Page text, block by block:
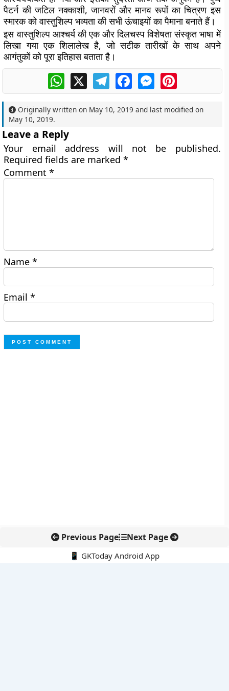
पैटर्न की जटिल नक्काशी, जानवरों और मानव रूपों का चित्रण इस
स्मारक को वास्तुशिल्प भव्यता की सभी ऊंचाइयों का पैमाना बनाते हैं।
इस वास्तुशिल्प आश्चर्य की एक और दिलचस्प विशेषता संस्कृत भाषा में
लिखा गया एक शिलालेख है, जो सटीक तारीखों के साथ अपने
आगंतुकों को पूरा इतिहास बताता है।
WhatsApp
X TelegramFacebookMessengerPinterest
Originally written on May 10, 2019 and last modified on
May 10, 2019.
Leave a Reply
Your email address will not be published.
Required fields are marked*
Comment*
Name*
Email*
Previous Page Next Page
📱 GKToday Android App